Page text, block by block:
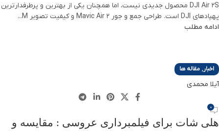
DJI Air 2S محصول جدیدی نیست، اما همچنان یکی از بهترین و پرطرفدارترین
پهپادهای DJI است. طراحی جمع و جور Mavic Air 2 و کیفیت تصویر M...
ادامه مطلب
اخبار, مقاله ها
آیلا محمدی
0
هلی شات برای فیلمبرداری عروسی : مقایسه و